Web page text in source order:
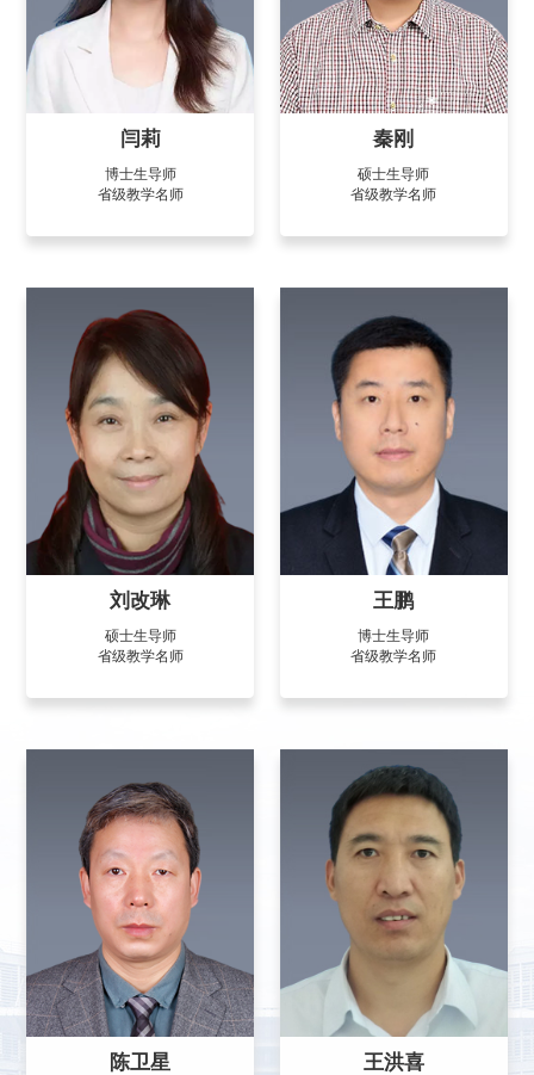
闫莉
博士生导师
省级教学名师
秦刚
硕士生导师
省级教学名师
刘改琳
硕士生导师
省级教学名师
王鹏
博士生导师
省级教学名师
陈卫星 王洪喜